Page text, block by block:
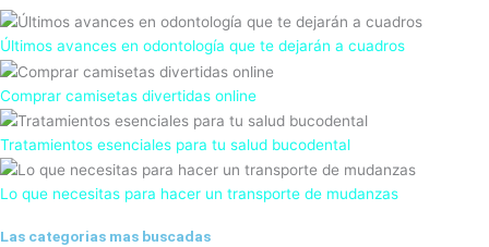
Últimos avances en odontología que te dejarán a cuadros
Comprar camisetas divertidas online
Tratamientos esenciales para tu salud bucodental
Lo que necesitas para hacer un transporte de mudanzas
Las categorias mas buscadas